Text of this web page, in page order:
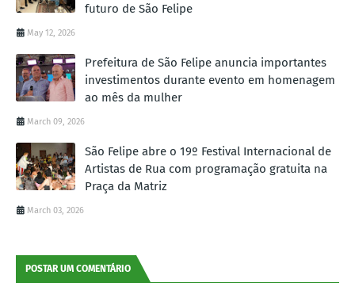
futuro de São Felipe
May 12, 2026
Prefeitura de São Felipe anuncia importantes
investimentos durante evento em homenagem
ao mês da mulher
March 09, 2026
São Felipe abre o 19º Festival Internacional de
Artistas de Rua com programação gratuita na
Praça da Matriz
March 03, 2026
POSTAR UM COMENTÁRIO